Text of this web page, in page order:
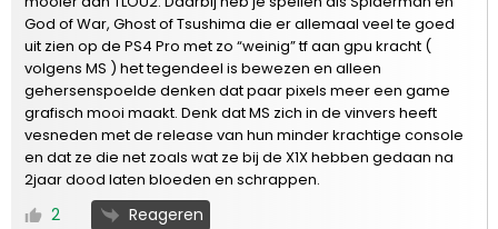
God of War, Ghost of Tsushima die er allemaal veel te goed
uit zien op de PS4 Pro met zo “weinig” tf aan gpu kracht (
volgens MS ) het tegendeel is bewezen en alleen
gehersenspoelde denken dat paar pixels meer een game
grafisch mooi maakt. Denk dat MS zich in de vinvers heeft
vesneden met de release van hun minder krachtige console
en dat ze die net zoals wat ze bij de X1X hebben gedaan na
2jaar dood laten bloeden en schrappen.
2 Reageren